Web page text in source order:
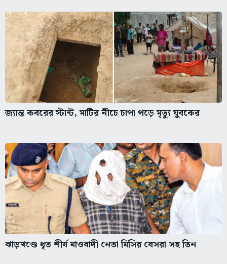
জ্যান্ত কবরের স্টান্ট, মাটির নীচে চাপা পড়ে মৃত্যু যুবকের
ঝাড়খণ্ডে ধৃত শীর্ষ মাওবাদী নেতা মিসির বেসরা সহ তিন